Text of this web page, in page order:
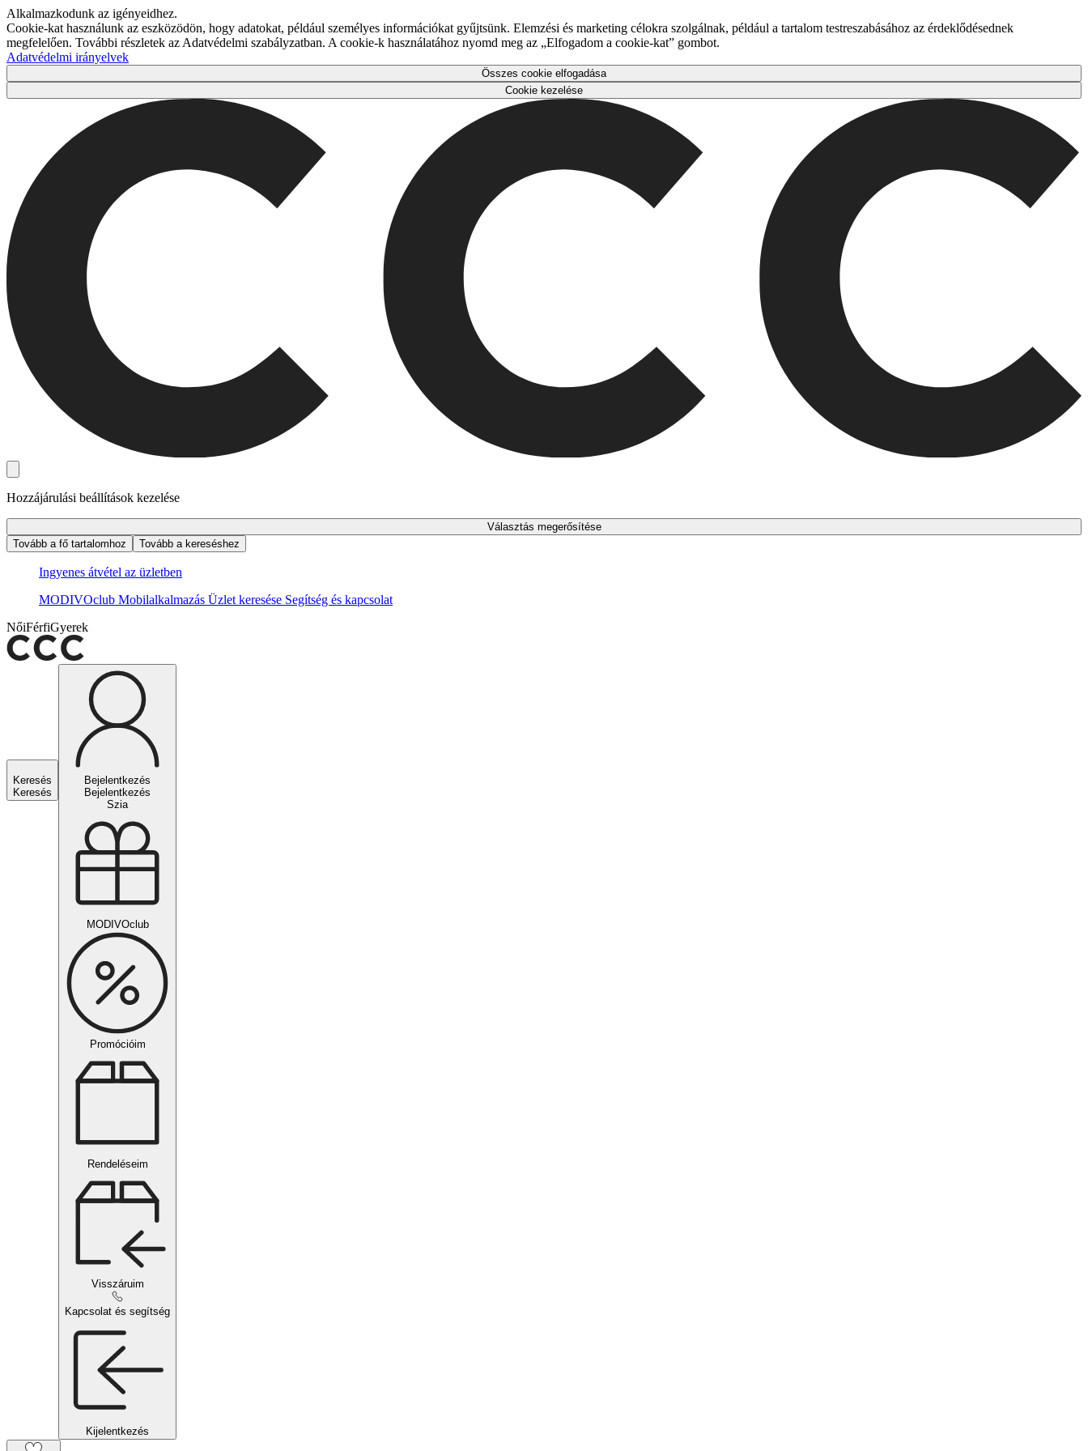
Alkalmazkodunk az igényeidhez.
Cookie-kat használunk az eszközödön, hogy adatokat, például személyes információkat gyűjtsünk. Elemzési és marketing célokra szolgálnak, például a tartalom testreszabásához az érdeklődésednek
megfelelően. További részletek az Adatvédelmi szabályzatban. A cookie-k használatához nyomd meg az „Elfogadom a cookie-kat” gombot.
Adatvédelmi irányelvek
Összes cookie elfogadása
Cookie kezelése
Hozzájárulási beállítások kezelése
Választás megerősítése
Tovább a fő tartalomhoz
Tovább a kereséshez
Ingyenes átvétel az üzletben
MODIVOclub Mobilalkalmazás Üzlet keresése Segítség és kapcsolat
NőiFérfiGyerek
Keresés
Keresés
Bejelentkezés
Bejelentkezés
Szia
MODIVOclub
Promócióim
Rendeléseim
Visszáruim
Kapcsolat és segítség
Kijelentkezés